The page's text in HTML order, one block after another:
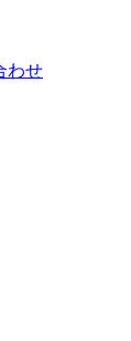
わせ